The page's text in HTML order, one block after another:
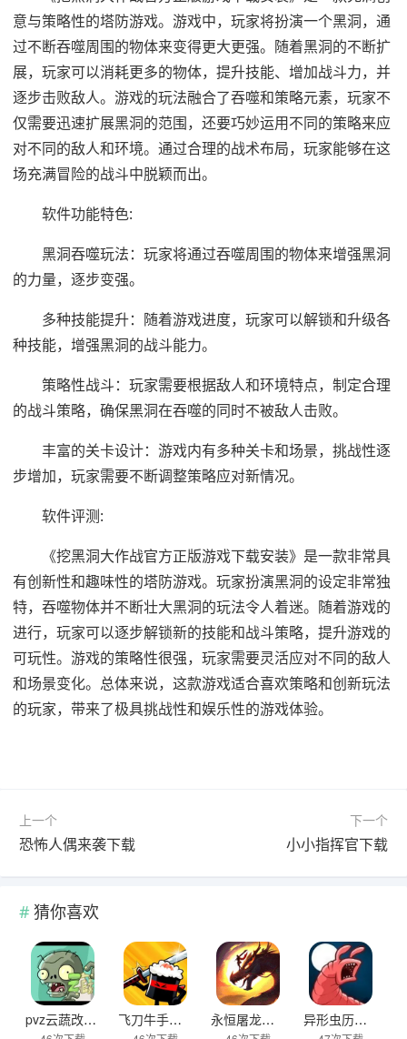
意与策略性的塔防游戏。游戏中，玩家将扮演一个黑洞，通
过不断吞噬周围的物体来变得更大更强。随着黑洞的不断扩
展，玩家可以消耗更多的物体，提升技能、增加战斗力，并
逐步击败敌人。游戏的玩法融合了吞噬和策略元素，玩家不
仅需要迅速扩展黑洞的范围，还要巧妙运用不同的策略来应
对不同的敌人和环境。通过合理的战术布局，玩家能够在这
场充满冒险的战斗中脱颖而出。
软件功能特色:
黑洞吞噬玩法：玩家将通过吞噬周围的物体来增强黑洞
的力量，逐步变强。
多种技能提升：随着游戏进度，玩家可以解锁和升级各
种技能，增强黑洞的战斗能力。
策略性战斗：玩家需要根据敌人和环境特点，制定合理
的战斗策略，确保黑洞在吞噬的同时不被敌人击败。
丰富的关卡设计：游戏内有多种关卡和场景，挑战性逐
步增加，玩家需要不断调整策略应对新情况。
软件评测:
《挖黑洞大作战官方正版游戏下载安装》是一款非常具
有创新性和趣味性的塔防游戏。玩家扮演黑洞的设定非常独
特，吞噬物体并不断壮大黑洞的玩法令人着迷。随着游戏的
进行，玩家可以逐步解锁新的技能和战斗策略，提升游戏的
可玩性。游戏的策略性很强，玩家需要灵活应对不同的敌人
和场景变化。总体来说，这款游戏适合喜欢策略和创新玩法
的玩家，带来了极具挑战性和娱乐性的游戏体验。
上一个
恐怖人偶来袭下载
下一个
小小指挥官下载
猜你喜欢
pvz云蔬改版下载 飞刀牛手中文版下载 永恒屠龙传奇大极品游戏下载 异形虫历险记2下载